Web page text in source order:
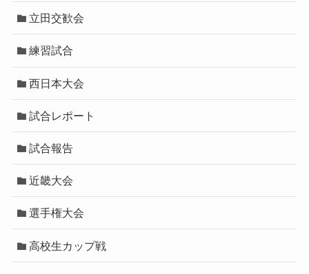
立田交歓会
練習試合
西日本大会
試合レポート
試合報告
近畿大会
選手権大会
高校生カップ戦